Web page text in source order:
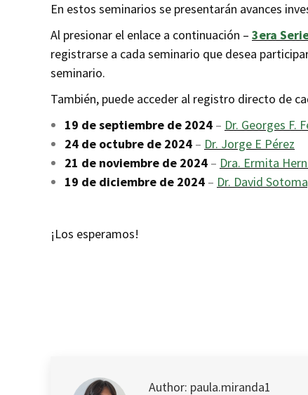
En estos seminarios se presentarán avances
Al presionar el enlace a continuación – 3era
registrarse a cada seminario que desea
seminario.
También, puede acceder al registro directo de
19 de septiembre de 2024 – Dr. Georges F.
24 de octubre de 2024 – Dr. Jorge E Pérez
21 de noviembre de 2024 – Dra. Ermita
19 de diciembre de 2024 – Dr. David
¡Los esperamos!
Author: paula.miranda1